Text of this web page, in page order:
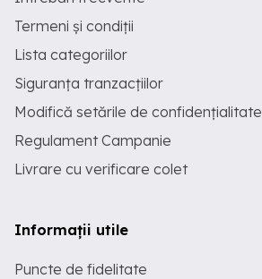
Termeni și condiții
Lista categoriilor
Siguranța tranzacțiilor
Modifică setările de confidențialitate
Regulament Campanie
Livrare cu verificare colet
Informații utile
Puncte de fidelitate